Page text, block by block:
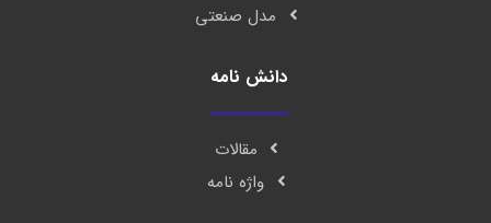
مدل صنعتی
دانش نامه
مقالات
واژه نامه